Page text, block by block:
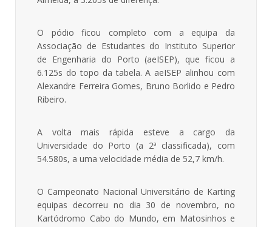
O pódio ficou completo com a equipa da
Associação de Estudantes do Instituto Superior
de Engenharia do Porto (aeISEP), que ficou a
6.125s do topo da tabela. A aeISEP alinhou com
Alexandre Ferreira Gomes, Bruno Borlido e Pedro
Ribeiro.
A volta mais rápida esteve a cargo da
Universidade do Porto (a 2ª classificada), com
54.580s, a uma velocidade média de 52,7 km/h.
O Campeonato Nacional Universitário de Karting
equipas decorreu no dia 30 de novembro, no
Kartódromo Cabo do Mundo, em Matosinhos e